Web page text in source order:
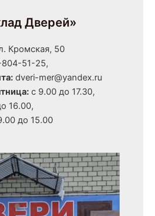
Дверей»
Кромская, 50
804-51-25,
dveri-mer@yandex.ru
с 9.00 до 17.30,
16.00,
до 15.00